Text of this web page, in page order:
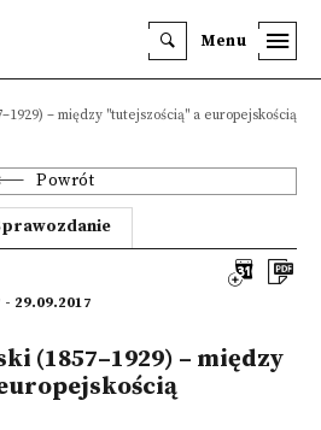
Menu
– między "tutejszością" a europejskością
Powrót
- 29.09.2017
(1857–1929) – między